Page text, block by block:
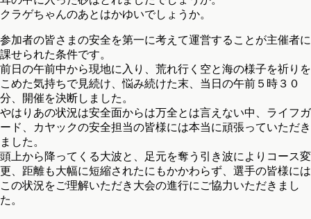
クラゲちゃんのあとはかゆいでしょうか。
参加者の皆さまの安全を第一に考えて運営することが主催者に
課せられた条件です。
前日の午前中から現地に入り、荒れ行く空と海の様子を祈りを
こめた気持ちで見続け、悩み続けた末、当日の午前５時３０
分、開催を決断しました。
やはりあの状況は安全面からは万全とは言えない中、ライフガ
ード、カヤックの安全担当の皆様には本当に頑張っていただき
ました。
頭上から降ってくる大波と、足元を奪う引き波によりコース変
更、距離も大幅に短縮されたにもかかわらず、選手の皆様には
この状況をご理解いただき大会の進行にご協力いただきまし
た。